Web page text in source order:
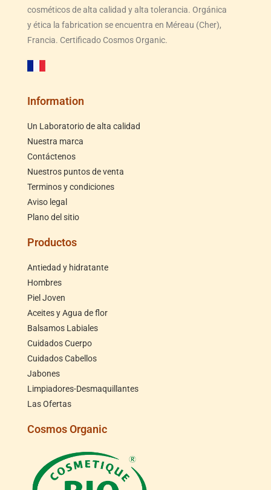
cosméticos de alta calidad y alta tolerancia. Orgánica
y ética la fabrication se encuentra en Méreau (Cher),
Francia. Certificado Cosmos Organic.
Information
Un Laboratorio de alta calidad
Nuestra marca
Contáctenos
Nuestros puntos de venta
Terminos y condiciones
Aviso legal
Plano del sitio
Productos
Antiedad y hidratante
Hombres
Piel Joven
Aceites y Agua de flor
Balsamos Labiales
Cuidados Cuerpo
Cuidados Cabellos
Jabones
Limpiadores-Desmaquillantes
Las Ofertas
Cosmos Organic